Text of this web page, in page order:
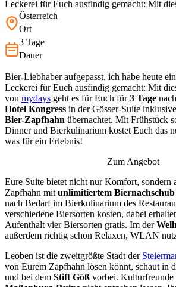
Leckerei für Euch ausfindig gemacht: Mit
von mydays geht es für Euch für 3 Tage
Hotel Kongress in der Gösser-Suite inklusive
und Bi…
Österreich
Ort
3 Tage
Dauer
Bier-Liebhaber aufgepasst, ich habe heute
Leckerei für Euch ausfindig gemacht: Mit
von mydays geht es für Euch für3 Tage
Hotel Kongress in der Gösser-Suite inklusive
Bier-Zapfhahn übernachtet. Mit Frühstück
Dinner und Bierkulinarium kostet Euch das
was für ein Erlebnis!
Zum Angebot
Eure Suite bietet nicht nur Komfort, sondern
Zapfhahn mit unlimitiertem Biernachschub
nach Bedarf im Bierkulinarium des
verschiedene Biersorten kosten, dabei
Aufenthalt vier Biersorten gratis. Im der
außerdem richtig schön Relaxen, WLAN
Leoben ist die zweitgrößte Stadt der
von Eurem Zapfhahn lösen könnt, schaut in
und bei dem Stift Göß vorbei. Kulturfreunde